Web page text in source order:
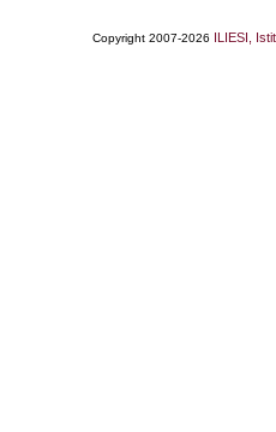
Copyright 2007-2026 ILIESI,